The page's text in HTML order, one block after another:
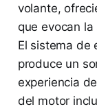
volante,
que evocan
El sistema de
produce un
experiencia
del motor